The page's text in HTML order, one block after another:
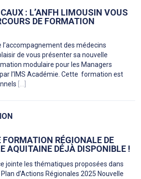
: L’ANFH LIMOUSIN VOUS
DE FORMATION
l’accompagnement des médecins
de vous présenter sa nouvelle
modulaire pour les Managers
l’IMS Académie. Cette formation est
[...]
FORMATION RÉGIONALE DE
AQUITAINE DÉJÀ DISPONIBLE !
jointe les thématiques proposées dans
d’Actions Régionales 2025 Nouvelle